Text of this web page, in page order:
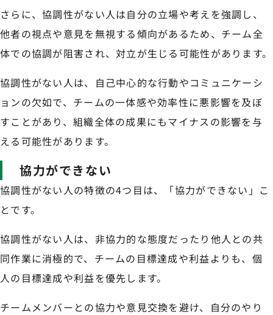
さらに、協調性がない人は自分の立場や考えを強調し、
他者の視点や意見を無視する傾向があるため、チーム全
体での協調が阻害され、対立が生じる可能性があります。
協調性がない人は、自己中心的な行動やコミュニケーシ
ョンの欠如で、チームの一体感や効率性に悪影響を及ぼ
すことがあり、組織全体の成果にもマイナスの影響を与
える可能性があります。
協力ができない
協調性がない人の特徴の4つ目は、「協力ができない」こ
とです。
協調性がない人は、非協力的な態度だったり他人との共
同作業に消極的で、チームの目標達成や利益よりも、個
人の目標達成や利益を優先します。
チームメンバーとの協力や意見交換を避け、自分のやり